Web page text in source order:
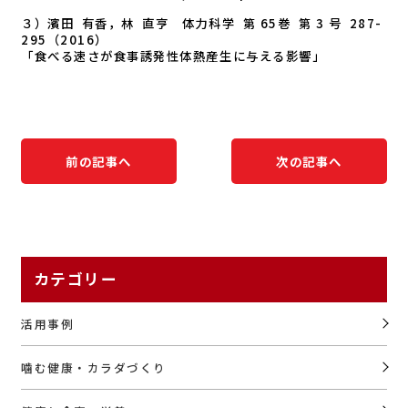
３）濱田 有香，林 直亨 体力科学 第 65巻 第 3 号 287-
295（2016）
「食べる速さが食事誘発性体熱産生に与える影響」
前の記事へ 次の記事へ
カテゴリー
活用事例
噛む健康・カラダづくり